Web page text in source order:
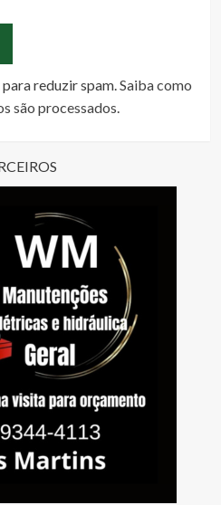
reduzir spam.Saiba como
são processados.